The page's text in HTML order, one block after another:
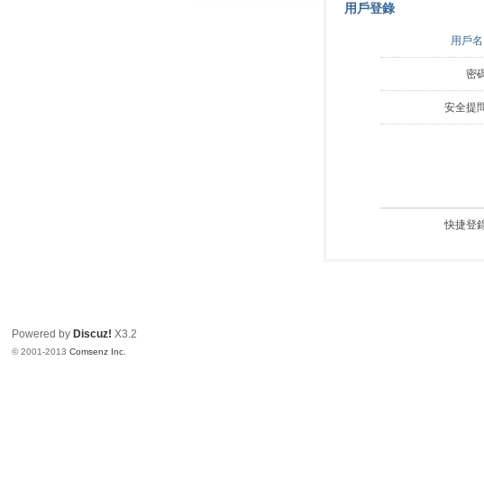
用戶登錄
用戶名
密
安全提
快捷登
Powered by Discuz! X3.2
© 2001-2013Comsenz Inc.